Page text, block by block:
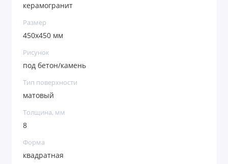
керамогранит
Размер
450х450 мм
Рисунок
под бетон/камень
Тип поверхности
матовый
Толщина, мм
8
Форма
квадратная